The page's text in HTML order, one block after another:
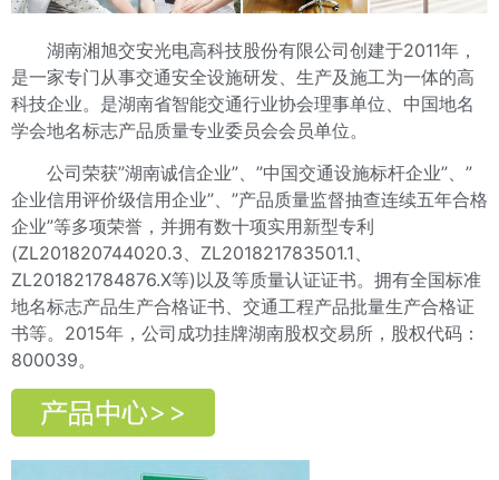
湖南湘旭交安光电高科技股份有限公司创建于2011年，
是一家专门从事交通安全设施研发、生产及施工为一体的高
科技企业。是湖南省智能交通行业协会理事单位、中国地名
学会地名标志产品质量专业委员会会员单位。
公司荣获”湖南诚信企业”、”中国交通设施标杆企业”、”
企业信用评价级信用企业”、”产品质量监督抽查连续五年合格
企业”等多项荣誉，并拥有数十项实用新型专利
(ZL201820744020.3、ZL201821783501.1、
ZL201821784876.X等)以及等质量认证证书。拥有全国标准
地名标志产品生产合格证书、交通工程产品批量生产合格证
书等。2015年，公司成功挂牌湖南股权交易所，股权代码：
800039。